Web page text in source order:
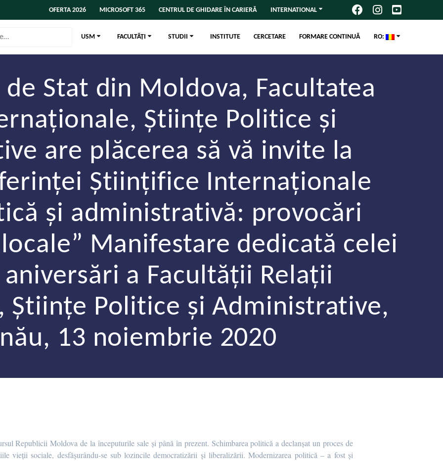
OFERTA 2026 MICROSOFT 365 CENTRUL DE GHIDARE ÎN CARIERĂ INTERNATIONAL
USM FACULTĂȚI STUDII INSTITUTE CERCETARE FORMARE CONTINUĂ RO:
Stat din Moldova, Facultatea
Ştiinţe Politice şi
are plăcerea să vă invite la
Ştiinţifice Internaţionale
şi administrativă: provocări
Manifestare dedicată celei
a Facultăţii Relaţii
Ştiinţe Politice şi Administrative,
13 noiembrie 2020
Republicii Moldova de la începuturile sale şi până în prezent. Schimbarea politică a declanşat un proces de
vieţii sociale, desfăşurându-se sub lozincile democratizării şi liberalizării. Modernizarea politică – a fost şi